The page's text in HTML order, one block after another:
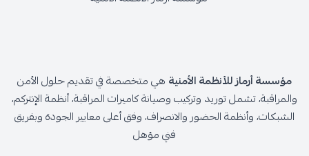
مؤسسة أرماز للأنظمة الأمنية هي متخصصة في تقديم حلول الأمن
والمراقبة، تشمل توريد وتركيب وصيانة كاميرات المراقبة، أنظمة الإنتركم،
الشبكات، وأنظمة الحضور والانصراف، وفق أعلى معايير الجودة وبفريق
فني مؤهل